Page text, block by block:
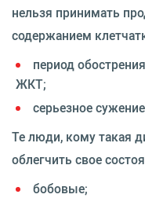
нельзя принимать
содержанием
период
ЖКТ;
серьезное
Те люди, кому такая
облегчить свое
бобовые;